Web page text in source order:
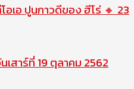
เอ ปูนกาวดีของ ฮีโร่ 🔸 23
สาร์ที่ 19 ตุลาคม 2562